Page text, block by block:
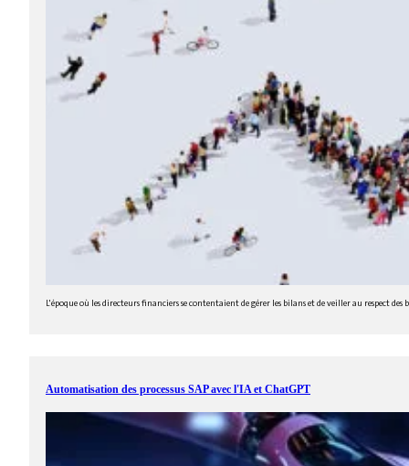
L'époque où les directeurs financiers se contentaient de gérer les bilans et de veiller au respect
Automatisation des processus SAP avec l'IA et ChatGPT